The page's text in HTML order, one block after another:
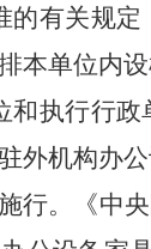
有关规定
本单位内
执行行
外机构办
行。《中